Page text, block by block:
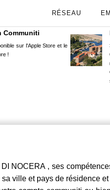
RÉSEAU
Communiti
sur l'Apple Store et le
!
NOCERA , ses
ville et pays de résidence